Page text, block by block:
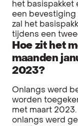
het basispakket
een bevestiging
zal het
tijdens een
Hoe zit het
maanden
2023?
Onlangs werd
worden
met maart
onlangs werd